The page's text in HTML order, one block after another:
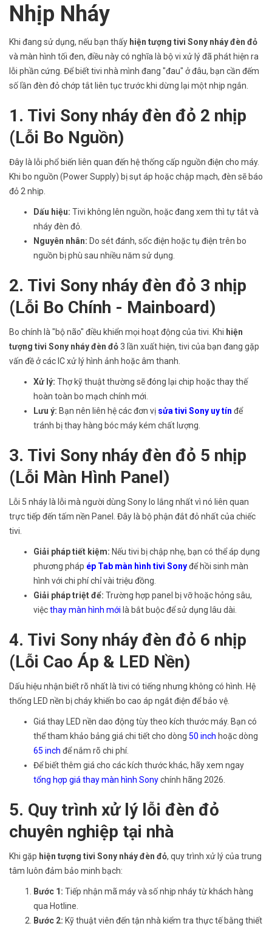
Nhịp Nháy
Khi đang sử dụng, nếu bạn thấy hiện tượng tivi Sony nháy đèn đỏ
và màn hình tối đen, điều này có nghĩa là bộ vi xử lý đã phát hiện ra
lỗi phần cứng. Để biết tivi nhà mình đang "đau" ở đâu, bạn cần đếm
số lần đèn đỏ chớp tắt liên tục trước khi dừng lại một nhịp ngắn.
1. Tivi Sony nháy đèn đỏ 2 nhịp
(Lỗi Bo Nguồn)
Đây là lỗi phổ biến liên quan đến hệ thống cấp nguồn điện cho máy.
Khi bo nguồn (Power Supply) bị sụt áp hoặc chập mạch, đèn sẽ báo
đỏ 2 nhịp.
Dấu hiệu: Tivi không lên nguồn, hoặc đang xem thì tự tắt và
nháy đèn đỏ.
Nguyên nhân: Do sét đánh, sốc điện hoặc tụ điện trên bo
nguồn bị phù sau nhiều năm sử dụng.
2. Tivi Sony nháy đèn đỏ 3 nhịp
(Lỗi Bo Chính - Mainboard)
Bo chính là "bộ não" điều khiển mọi hoạt động của tivi. Khi hiện
tượng tivi Sony nháy đèn đỏ3 lần xuất hiện, tivi của bạn đang gặp
vấn đề ở các IC xử lý hình ảnh hoặc âm thanh.
Xử lý: Thợ kỹ thuật thường sẽ đóng lại chip hoặc thay thế
hoàn toàn bo mạch chính mới.
Lưu ý: Bạn nên liên hệ các đơn vị sửa tivi Sony uy tín để
tránh bị thay hàng bóc máy kém chất lượng.
3. Tivi Sony nháy đèn đỏ 5 nhịp
(Lỗi Màn Hình Panel)
Lỗi 5 nháy là lỗi mà người dùng Sony lo lắng nhất vì nó liên quan
trực tiếp đến tấm nền Panel. Đây là bộ phận đắt đỏ nhất của chiếc
tivi.
Giải pháp tiết kiệm: Nếu tivi bị chập nhẹ, bạn có thể áp dụng
phương pháp ép Tab màn hình tivi Sonyđể hồi sinh màn
hình với chi phí chỉ vài triệu đồng.
Giải pháp triệt để: Trường hợp panel bị vỡ hoặc hỏng sâu,
việcthay màn hình mới là bắt buộc để sử dụng lâu dài.
4. Tivi Sony nháy đèn đỏ 6 nhịp
(Lỗi Cao Áp & LED Nền)
Dấu hiệu nhận biết rõ nhất là tivi có tiếng nhưng không có hình. Hệ
thống LED nền bị cháy khiến bo cao áp ngắt điện để bảo vệ.
Giá thay LED nền dao động tùy theo kích thước máy. Bạn có
thể tham khảo bảng giá chi tiết cho dòng 50 inch hoặc dòng
65 inch để nắm rõ chi phí.
Để biết thêm giá cho các kích thước khác, hãy xem ngay
tổng hợp giá thay màn hình Sonychính hãng 2026.
5. Quy trình xử lý lỗi đèn đỏ
chuyên nghiệp tại nhà
Khi gặp hiện tượng tivi Sony nháy đèn đỏ, quy trình xử lý của trung
tâm luôn đảm bảo minh bạch:
Bước 1: Tiếp nhận mã máy và số nhịp nháy từ khách hàng
qua Hotline.
Bước 2: Kỹ thuật viên đến tận nhà kiểm tra thực tế bằng thiết